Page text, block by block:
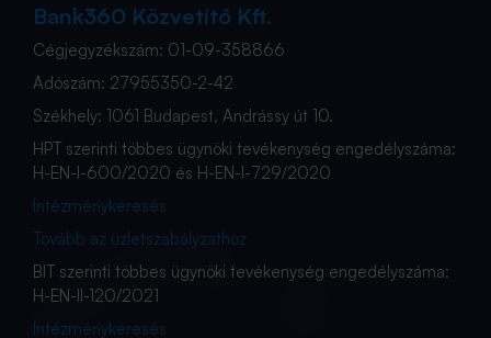
Bank360 Közvetítő Kft.
Cégjegyzékszám: 01-09-358866
Adószám: 27955350-2-42
Székhely: 1061 Budapest, Andrássy út 10.
HPT szerinti többes ügynöki tevékenység engedélyszáma:
H-EN-I-600/2020 és H-EN-I-729/2020
Intézménykeresés
Tovább az üzletszabályzathoz
BIT szerinti többes ügynöki tevékenység engedélyszáma:
H-EN-II-120/2021
Intézménykeresés